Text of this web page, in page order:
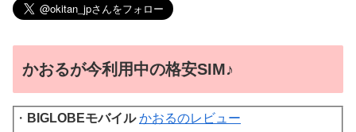
かおるが今利用中の格安SIM♪
・ BIGLOBEモバイル かおるのレビュー